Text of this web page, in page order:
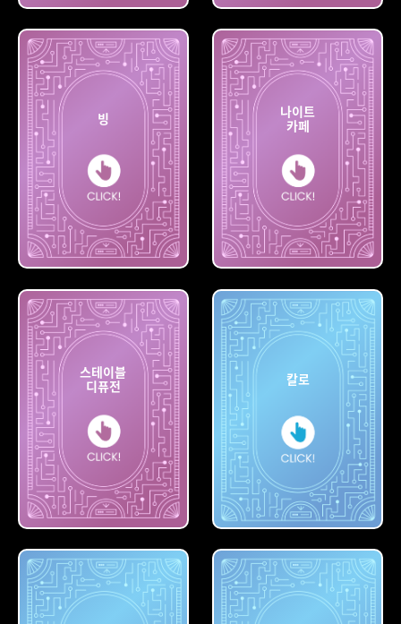
빙
빙
나이트카페
나이트
카페
스테이블
디퓨전
스테이블
디퓨전
칼로
칼로